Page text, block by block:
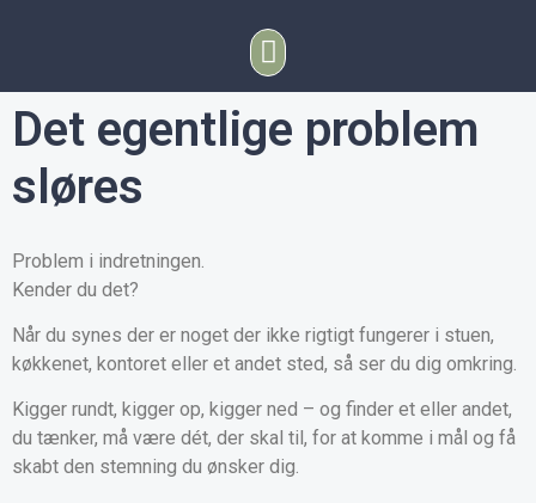
Det egentlige problem
sløres
Problem i indretningen.
Kender du det?
Når du synes der er noget der ikke rigtigt fungerer i stuen,
køkkenet, kontoret eller et andet sted, så ser du dig omkring.
Kigger rundt, kigger op, kigger ned – og finder et eller andet,
du tænker, må være dét, der skal til, for at komme i mål og få
skabt den stemning du ønsker dig.